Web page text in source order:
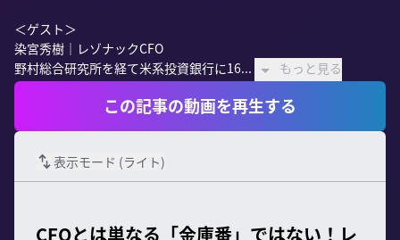
＜ゲスト＞
染宮秀樹｜レゾナックCFO
野村総合研究所を経て米系投資銀行に16...
もっと見る
この記事の動画を再生する
表示モード (ライト)
CFOとは単なる「金庫番」ではない！レ